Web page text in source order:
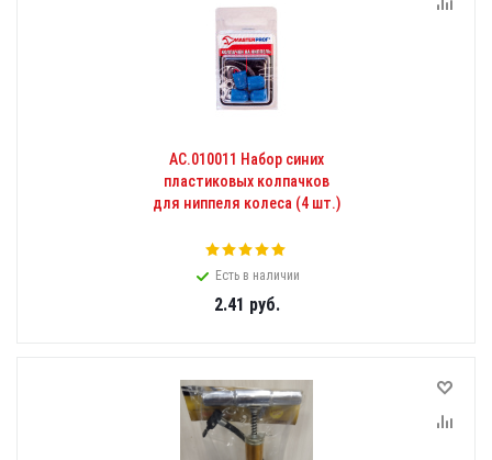
АС.010011 Набор синих
пластиковых колпачков
для ниппеля колеса (4 шт.)
Есть в наличии
2.41 руб.